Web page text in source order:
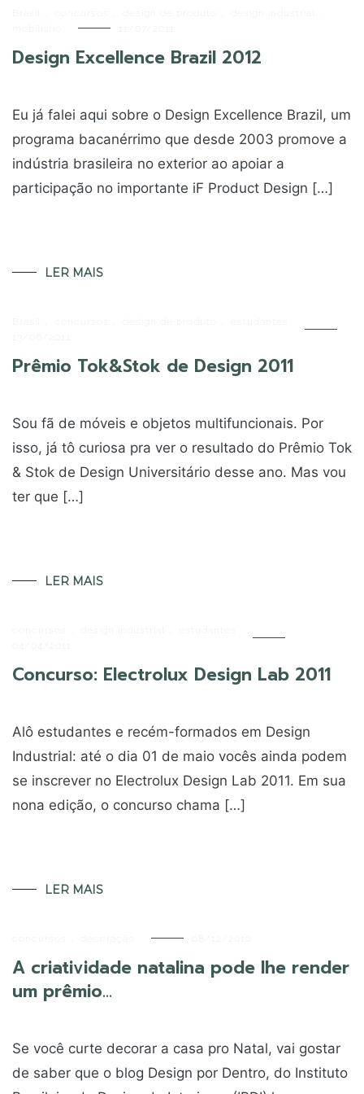
Brasil concursos design de produto design industrial
mobiliário
11/07/2011
Design Excellence Brazil 2012
Eu já falei aqui sobre o Design Excellence Brazil, um
programa bacanérrimo que desde 2003 promove a
indústria brasileira no exterior ao apoiar a
participação no importante iF Product Design […]
LER MAIS
Brasil concursos design de produto
estudantes
13/06/2011
Prêmio Tok&Stok de Design 2011
Sou fã de móveis e objetos multifuncionais. Por
isso, já tô curiosa pra ver o resultado do Prêmio Tok
& Stok de Design Universitário desse ano. Mas vou
ter que […]
LER MAIS
concursos design industrial
estudantes
04/04/2011
Concurso: Electrolux Design Lab 2011
Alô estudantes e recém-formados em Design
Industrial: até o dia 01 de maio vocês ainda podem
se inscrever no Electrolux Design Lab 2011. Em sua
nona edição, o concurso chama […]
LER MAIS
concursos decoração 08/12/2010
A criatividade natalina pode lhe render
um prêmio…
Se você curte decorar a casa pro Natal, vai gostar
de saber que o blog Design por Dentro, do Instituto